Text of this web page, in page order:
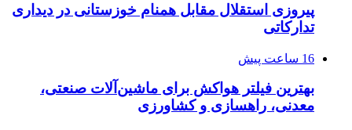
پیروزی استقلال مقابل همنام خوزستانی در دیداری
تدارکاتی
16 ساعت پیش
بهترین فیلتر هواکش برای ماشین‌آلات صنعتی،
معدنی، راهسازی و کشاورزی